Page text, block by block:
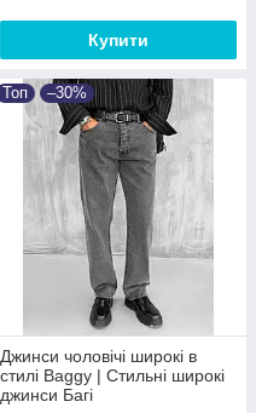
Купити
Топ –30%
Джинси чоловічі широкі в
стилі Baggy | Стильні широкі
джинси Багі